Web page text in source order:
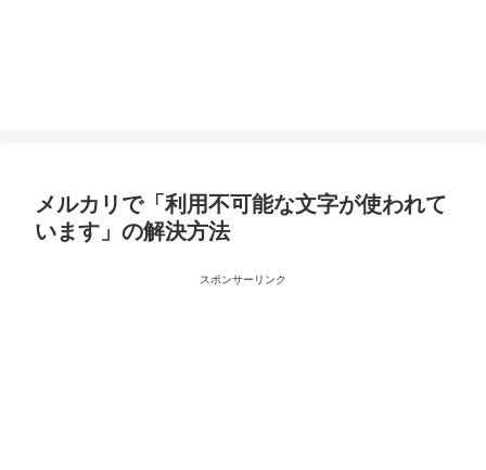
メルカリで「利用不可能な文字が使われて
います」の解決方法
スポンサーリンク